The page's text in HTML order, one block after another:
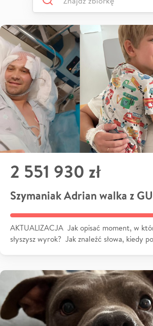
2 551 930 zł
Szymaniak Adrian walka z
AKTUALIZACJA Jak opisać moment, w
słyszysz wyrok? Jak znaleźć słowa, kiedy